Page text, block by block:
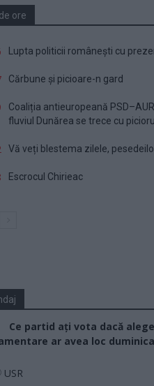
ore
Lupta politicii românești cu
Cărbune și picioare-n gard
Coaliția antieuropeană
fluviul Dunărea se trece cu
Vă veți blestema zilele,
Escrocul Chirieac
Ce partid ați vota dacă
ar avea loc
USR